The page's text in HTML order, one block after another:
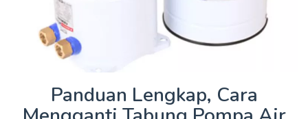
Panduan Lengkap, Cara